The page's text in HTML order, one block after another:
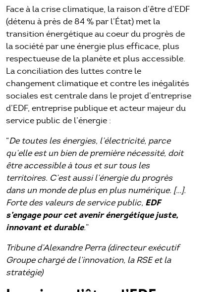
Face à la crise climatique, la raison d’être d’EDF
(détenu à près de 84 % par l’État) met la
transition énergétique au coeur du progrès de
la société par une énergie plus efficace, plus
respectueuse de la planète et plus accessible.
La conciliation des luttes contre le
changement climatique et contre les inégalités
sociales est centrale dans le projet d’entreprise
d’EDF, entreprise publique et acteur majeur du
service public de l’énergie :
“De toutes les énergies, l’électricité, parce
qu’elle est un bien de première nécessité, doit
être accessible à tous et sur tous les
territoires. C’est aussi l’énergie du progrès
dans un monde de plus en plus numérique. […].
Forte des valeurs de service public, EDF
s’engage pour cet avenir énergétique juste,
innovant et durable.”
Tribune d’Alexandre Perra (directeur exécutif
Groupe chargé de l’innovation, la RSE et la
stratégie)